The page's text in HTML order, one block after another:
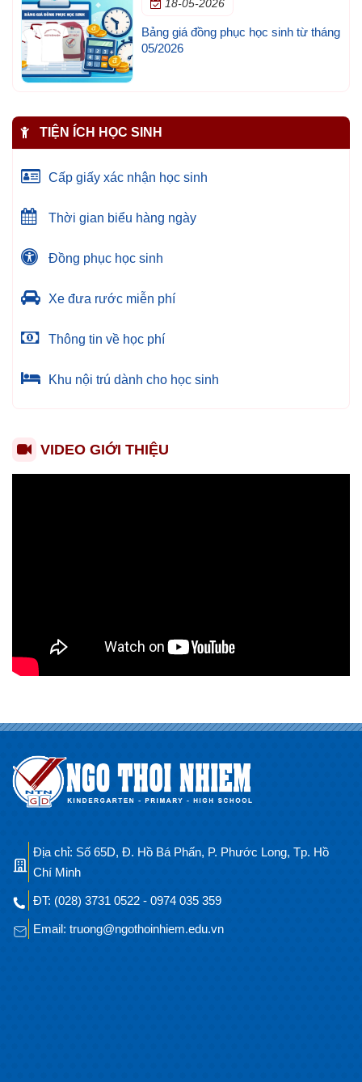
18-05-2026
Bảng giá đồng phục học sinh từ tháng
05/2026
TIỆN ÍCH HỌC SINH
Cấp giấy xác nhận học sinh
Thời gian biểu hàng ngày
Đồng phục học sinh
Xe đưa rước miễn phí
Thông tin về học phí
Khu nội trú dành cho học sinh
VIDEO GIỚI THIỆU
Địa chỉ: Số 65D, Đ. Hồ Bá Phấn, P. Phước Long, Tp. Hồ
Chí Minh
ĐT: (028) 3731 0522 - 0974 035 359
Email: truong@ngothoinhiem.edu.vn